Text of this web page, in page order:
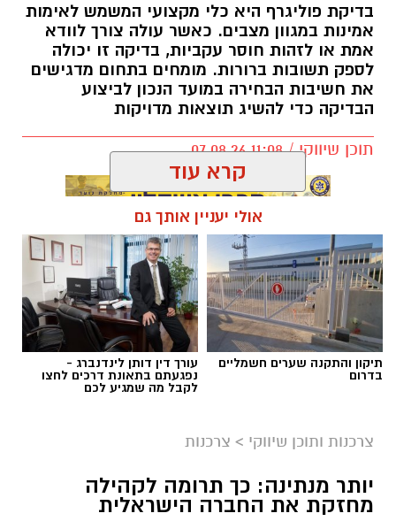
בדיקת פוליגרף היא כלי מקצועי המשמש לאימות
אמינות במגוון מצבים. כאשר עולה צורך לוודא
אמת או לזהות חוסר עקביות, בדיקה זו יכולה
לספק תשובות ברורות. מומחים בתחום מדגישים
את חשיבות הבחירה במועד הנכון לביצוע
הבדיקה כדי להשיג תוצאות מדויקות
תוכן שיווקי / 11:08 07.08.26
תגים:בדיקת פוליגרף
קרא עוד
אולי יעניין אותך גם
תיקון והתקנה שערים חשמליים
בדרום
עורך דין דותן לינדנברג -
נפגעתם בתאונת דרכים לחצו
לקבל מה שמגיע לכם
צרכנות ותוכן שיווקי > צרכנות
יותר מנתינה: כך תרומה לקהילה
מחזקת את החברה הישראלית